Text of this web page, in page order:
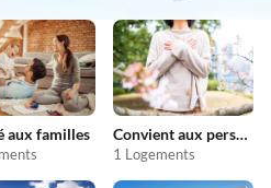
aux familles Convient aux personnes allergiques
1 Logements